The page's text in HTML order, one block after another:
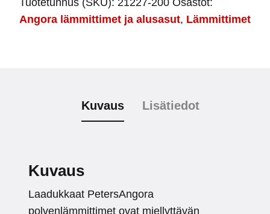
Angora lämmittimet ja alusasut, Lämmittimet
Kuvaus Lisätiedot
Kuvaus
Laadukkaat PetersAngora
polvenlämmittimet ovat miellyttävän